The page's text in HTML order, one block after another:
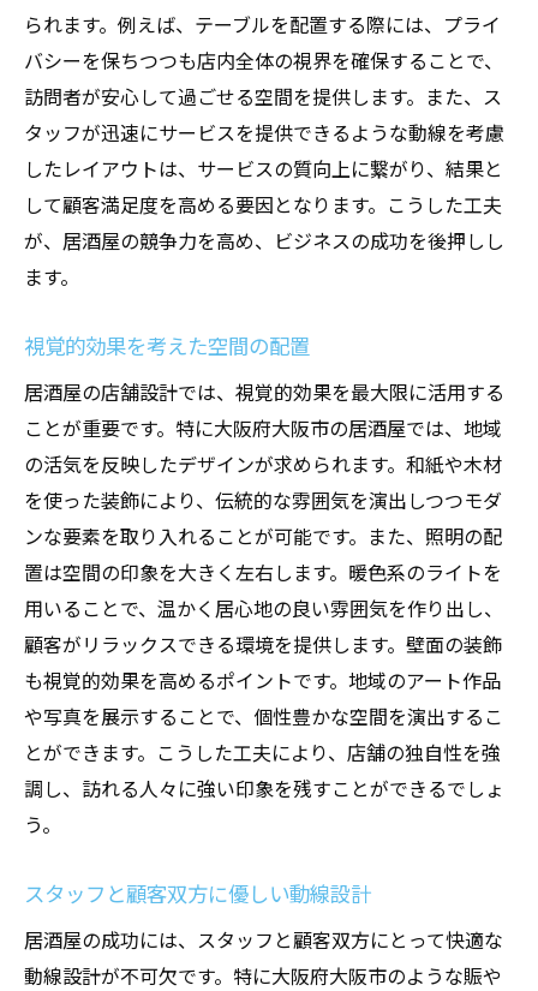
られます。例えば、テーブルを配置する際には、プライ
バシーを保ちつつも店内全体の視界を確保することで、
訪問者が安心して過ごせる空間を提供します。また、ス
タッフが迅速にサービスを提供できるような動線を考慮
したレイアウトは、サービスの質向上に繋がり、結果と
して顧客満足度を高める要因となります。こうした工夫
が、居酒屋の競争力を高め、ビジネスの成功を後押しし
ます。
視覚的効果を考えた空間の配置
居酒屋の店舗設計では、視覚的効果を最大限に活用する
ことが重要です。特に大阪府大阪市の居酒屋では、地域
の活気を反映したデザインが求められます。和紙や木材
を使った装飾により、伝統的な雰囲気を演出しつつモダ
ンな要素を取り入れることが可能です。また、照明の配
置は空間の印象を大きく左右します。暖色系のライトを
用いることで、温かく居心地の良い雰囲気を作り出し、
顧客がリラックスできる環境を提供します。壁面の装飾
も視覚的効果を高めるポイントです。地域のアート作品
や写真を展示することで、個性豊かな空間を演出するこ
とができます。こうした工夫により、店舗の独自性を強
調し、訪れる人々に強い印象を残すことができるでしょ
う。
スタッフと顧客双方に優しい動線設計
居酒屋の成功には、スタッフと顧客双方にとって快適な
動線設計が不可欠です。特に大阪府大阪市のような賑や